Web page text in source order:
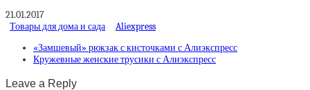
21.01.2017
Товары для дома и сада
Aliexpress
«Замшевый» рюкзак с кисточками с Алиэкспресс
Кружевные женские трусики с Алиэкспресс
Leave a Reply